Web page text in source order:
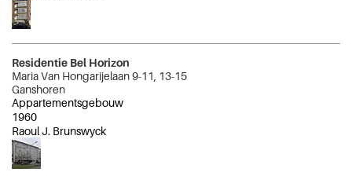
Residentie Bel Horizon
Maria Van Hongarijelaan 9-11, 13-15
Ganshoren
Appartementsgebouw
1960
Raoul J. Brunswyck